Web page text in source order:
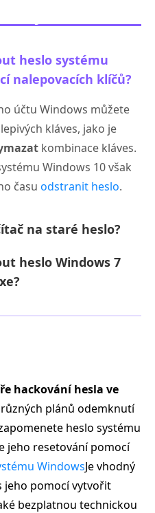
heslo systému
nalepovacích klíčů?
účtu Windows můžete
kláves, jako je
kombinace kláves.
Windows 10 však
času odstranit heslo.
na staré heslo?
heslo Windows 7
hackování hesla ve
plánů odemknutí
heslo systému
jeho resetování pomocí
WindowsJe vhodný
jeho pomocí vytvořit
bezplatnou technickou